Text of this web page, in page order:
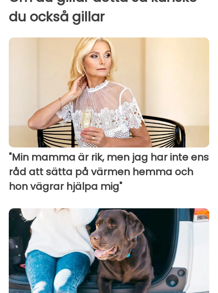
du också gillar
"Min mamma är rik, men jag har inte ens
råd att sätta på värmen hemma och
hon vägrar hjälpa mig"